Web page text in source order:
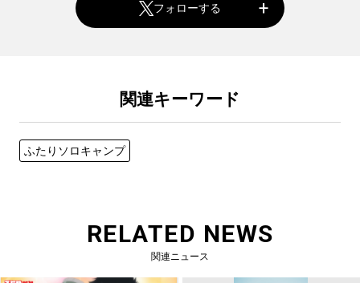
フォローする
関連キーワード
ふたりソロキャンプ
RELATED NEWS
関連ニュース